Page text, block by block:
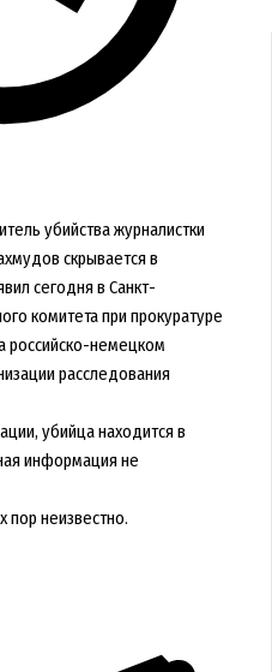
убийства журналистки
скрывается в
сегодня в Санкт-
комитета при прокуратуре
российско-немецком
расследования
убийца находится в
информация не
пор неизвестно.